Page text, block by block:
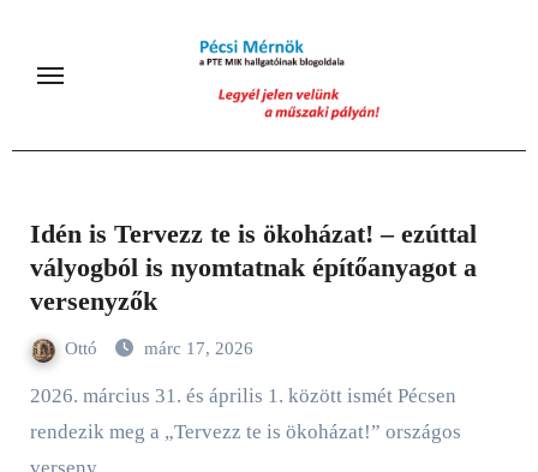
content
Idén is Tervezz te is ökoházat! – ezúttal
vályogból is nyomtatnak építőanyagot a
versenyzők
Ottó márc 17, 2026
2026. március 31. és április 1. között ismét Pécsen
rendezik meg a „Tervezz te is ökoházat!” országos